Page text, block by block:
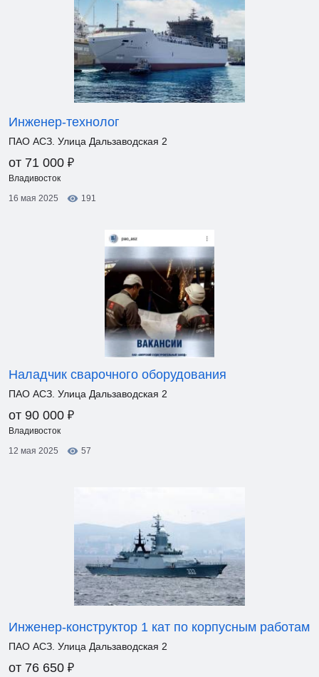
Инженер-технолог
ПАО АСЗ. Улица Дальзаводская 2
от 71 000 ₽
Владивосток
16 мая 2025
191
Наладчик сварочного оборудования
ПАО АСЗ. Улица Дальзаводская 2
от 90 000 ₽
Владивосток
12 мая 2025
57
Инженер-конструктор 1 кат по корпусным работам
ПАО АСЗ. Улица Дальзаводская 2
от 76 650 ₽